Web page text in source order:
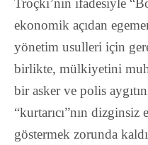
Troçki’nin ifadesiyle
ekonomik açıdan
yönetim usulleri için
birlikte, mülkiyetini
bir asker ve polis
“kurtarıcı”nın
göstermek zorunda